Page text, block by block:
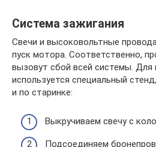
Система зажигания
Свечи и высоковольтные
пуск мотора. Соответственно,
вызовут сбой всей системы. Для
используется специальный
и по старинке:
Выкручиваем свечу с
Подсоединяем